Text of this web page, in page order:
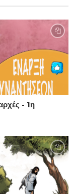
- 1η